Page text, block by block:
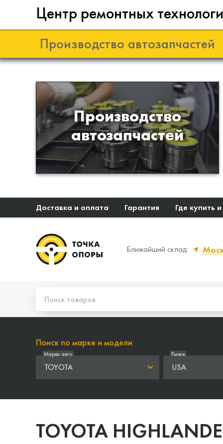
Центр ремонтных
Производство автозапчастей
Производство
автозапчастей
Разработка и
производство деталей из
эластомеров для подвески
автомобиля
Доставка и оплата Гарантия Где купить
Ближайший склад:
Поиск по марке и модели
TOYOTA
Марка авто
USA
Рынок
TOYOTA